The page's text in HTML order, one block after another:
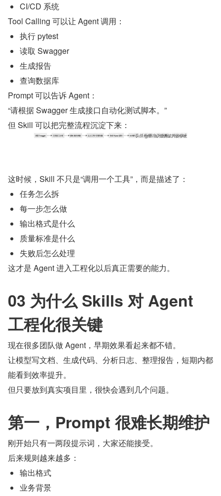
CI/CD 系统
Tool Calling 可以让 Agent 调用：
执行 pytest
读取 Swagger
生成报告
查询数据库
Prompt 可以告诉 Agent：
“请根据 Swagger 生成接口自动化测试脚本。”
但 Skill 可以把完整流程沉淀下来：
这时候，Skill 不只是“调用一个工具”，而是描述了：
任务怎么拆
每一步怎么做
输出格式是什么
质量标准是什么
失败后怎么处理
这才是 Agent 进入工程化以后真正需要的能力。
03 为什么 Skills 对 Agent
工程化很关键
现在很多团队做 Agent，早期效果看起来都不错。
让模型写文档、生成代码、分析日志、整理报告，短期内都
能看到效率提升。
但只要放到真实项目里，很快会遇到几个问题。
第一，Prompt 很难长期维护
刚开始只有一两段提示词，大家还能接受。
后来规则越来越多：
输出格式
业务背景